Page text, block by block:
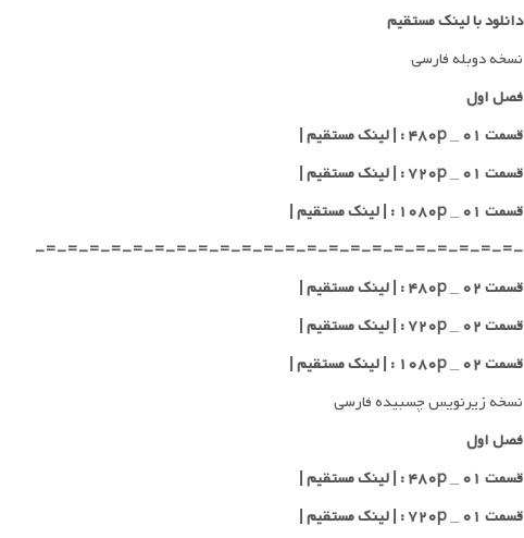
دانلود با لینک مستقیم
نسخه دوبله فارسی
فصل اول
قسمت ۰۱ _ ۴۸۰p : | لینک مستقیم |
قسمت ۰۱ _ ۷۲۰p : | لینک مستقیم |
قسمت ۰۱ _ ۱۰۸۰p : | لینک مستقیم |
-=-=-=-=-=-=-=-=-=-=-=-=-=-=-=-=-=-=-=-=-=-=-
قسمت ۰۲ _ ۴۸۰p : | لینک مستقیم |
قسمت ۰۲ _ ۷۲۰p : | لینک مستقیم |
قسمت ۰۲ _ ۱۰۸۰p : | لینک مستقیم |
نسخه زیرنویس چسبیده فارسی
فصل اول
قسمت ۰۱ _ ۴۸۰p : | لینک مستقیم |
قسمت ۰۱ _ ۷۲۰p : | لینک مستقیم |